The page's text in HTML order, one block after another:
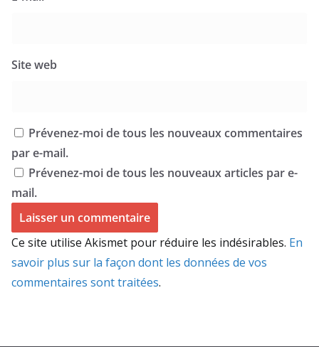
Site web
Prévenez-moi de tous les nouveaux commentaires
par e-mail.
Prévenez-moi de tous les nouveaux articles par e-
mail.
Ce site utilise Akismet pour réduire les indésirables. En
savoir plus sur la façon dont les données de vos
commentaires sont traitées.